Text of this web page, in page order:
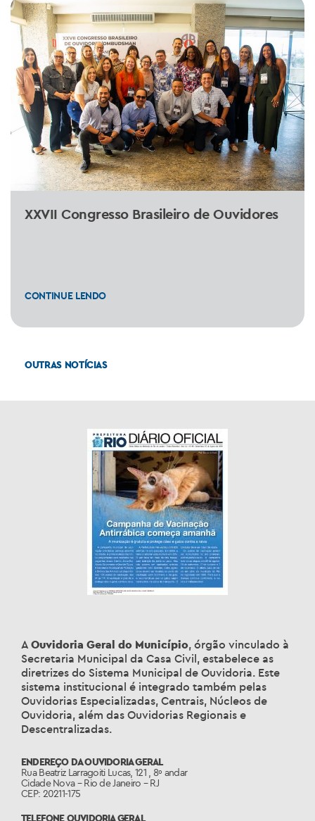
XXVII Congresso Brasileiro de Ouvidores
CONTINUE LENDO
OUTRAS NOTÍCIAS
A Ouvidoria Geral do Município, órgão vinculado à
Secretaria Municipal da Casa Civil, estabelece as
diretrizes do Sistema Municipal de Ouvidoria. Este
sistema institucional é integrado também pelas
Ouvidorias Especializadas, Centrais, Núcleos de
Ouvidoria, além das Ouvidorias Regionais e
Descentralizadas.
ENDEREÇO DA OUVIDORIA GERAL
Rua Beatriz Larragoiti Lucas, 121 , 8º andar
Cidade Nova – Rio de Janeiro – RJ
CEP: 20211-175